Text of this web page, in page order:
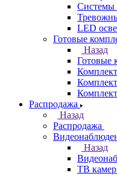
Системы
LED
Готовые
Назад
Готовые
Распродажа
Назад
Распродажа
Назад
ТВ